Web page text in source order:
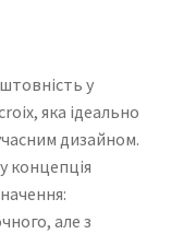
у
яка ідеально
дизайном.
концепція
але з